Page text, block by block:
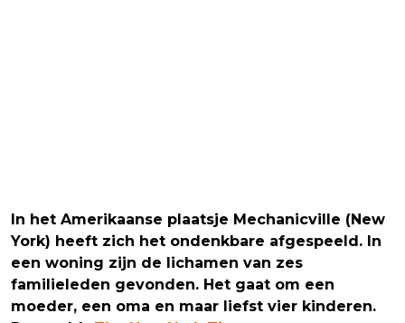
In het Amerikaanse plaatsje Mechanicville (New
York) heeft zich het ondenkbare afgespeeld. In
een woning zijn de lichamen van zes
familieleden gevonden. Het gaat om een
moeder, een oma en maar liefst vier kinderen.